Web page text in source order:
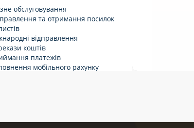
обслуговування
та отримання посилок
відправлення
коштів
платежів
мобільного рахунку